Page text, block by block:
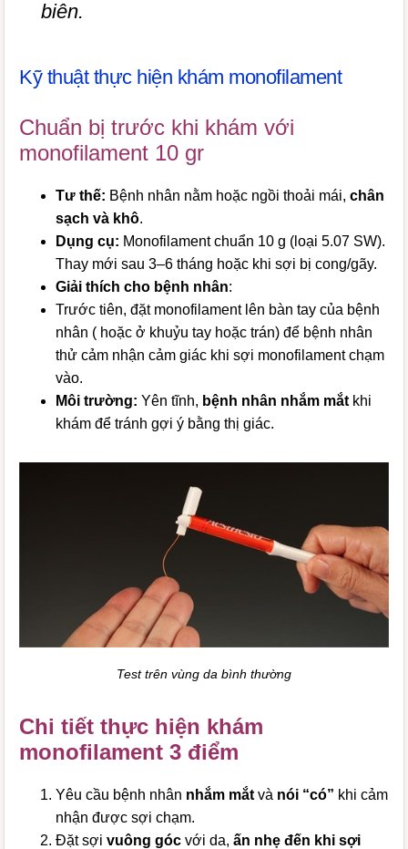
biên.
Kỹ thuật thực hiện khám monofilament
Chuẩn bị trước khi khám với
monofilament 10 gr
Tư thế: Bệnh nhân nằm hoặc ngồi thoải mái,chân
sạch và khô.
Dụng cụ: Monofilament chuẩn 10 g (loại 5.07 SW).
Thay mới sau 3–6 tháng hoặc khi sợi bị cong/gãy.
Giải thích cho bệnh nhân:
Trước tiên, đặt monofilament lên bàn tay của bệnh
nhân ( hoặc ở khuỷu tay hoặc trán) để bệnh nhân
thử cảm nhận cảm giác khi sợi monofilament chạm
vào.
Môi trường: Yên tĩnh, bệnh nhân nhắm mắt khi
khám để tránh gợi ý bằng thị giác.
Test trên vùng da bình thường
Chi tiết thực hiện khám
monofilament 3 điểm
Yêu cầu bệnh nhân nhắm mắt và nói “có” khi cảm
nhận được sợi chạm.
Đặt sợivuông góc với da,ấn nhẹ đến khi sợi